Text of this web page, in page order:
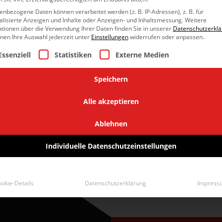
Daten können verarbeitet werden (z. B. IP-Adressen), z. B. für
Anzeigen und Inhalte oder Anzeigen- und Inhaltsmessung.Weitere
über die Verwendung Ihrer Daten finden Sie in unserer
Ihre Auswahl jederzeit unter Einstellungenwiderrufen oder anpassen.
eine Liste der Service-Gruppen, für die eine
Statistiken Externe Medien
Speichern
Alle akzeptieren
Ablehnen
Individuelle Datenschutzeinstellungen
Details Datenschutzerklärung